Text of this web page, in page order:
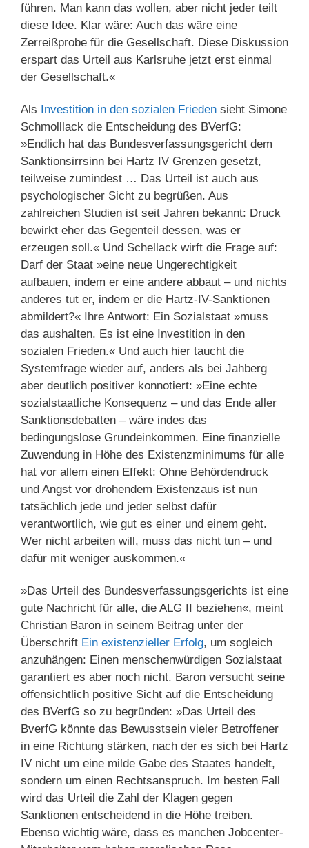
führen. Man kann das wollen, aber nicht jeder teilt
diese Idee. Klar wäre: Auch das wäre eine
Zerreißprobe für die Gesellschaft. Diese Diskussion
erspart das Urteil aus Karlsruhe jetzt erst einmal
der Gesellschaft.«
Als Investition in den sozialen Frieden sieht Simone
Schmolllack die Entscheidung des BVerfG:
»Endlich hat das Bundesverfassungsgericht dem
Sanktionsirrsinn bei Hartz IV Grenzen gesetzt,
teilweise zumindest … Das Urteil ist auch aus
psychologischer Sicht zu begrüßen. Aus
zahlreichen Studien ist seit Jahren bekannt: Druck
bewirkt eher das Gegenteil dessen, was er
erzeugen soll.« Und Schellack wirft die Frage auf:
Darf der Staat »eine neue Ungerechtigkeit
aufbauen, indem er eine andere abbaut – und nichts
anderes tut er, indem er die Hartz-IV-Sanktionen
abmildert?« Ihre Antwort: Ein Sozialstaat »muss
das aushalten. Es ist eine Investition in den
sozialen Frieden.« Und auch hier taucht die
Systemfrage wieder auf, anders als bei Jahberg
aber deutlich positiver konnotiert: »Eine echte
sozialstaatliche Konsequenz – und das Ende aller
Sanktionsdebatten – wäre indes das
bedingungslose Grundeinkommen. Eine finanzielle
Zuwendung in Höhe des Existenzminimums für alle
hat vor allem einen Effekt: Ohne Behördendruck
und Angst vor drohendem Existenzaus ist nun
tatsächlich jede und jeder selbst dafür
verantwortlich, wie gut es einer und einem geht.
Wer nicht arbeiten will, muss das nicht tun – und
dafür mit weniger auskommen.«
»Das Urteil des Bundesverfassungsgerichts ist eine
gute Nachricht für alle, die ALG II beziehen«, meint
Christian Baron in seinem Beitrag unter der
Überschrift Ein existenzieller Erfolg, um sogleich
anzuhängen: Einen menschenwürdigen Sozialstaat
garantiert es aber noch nicht. Baron versucht seine
offensichtlich positive Sicht auf die Entscheidung
des BVerfG so zu begründen: »Das Urteil des
BverfG könnte das Bewusstsein vieler Betroffener
in eine Richtung stärken, nach der es sich bei Hartz
IV nicht um eine milde Gabe des Staates handelt,
sondern um einen Rechtsanspruch. Im besten Fall
wird das Urteil die Zahl der Klagen gegen
Sanktionen entscheidend in die Höhe treiben.
Ebenso wichtig wäre, dass es manchen Jobcenter-